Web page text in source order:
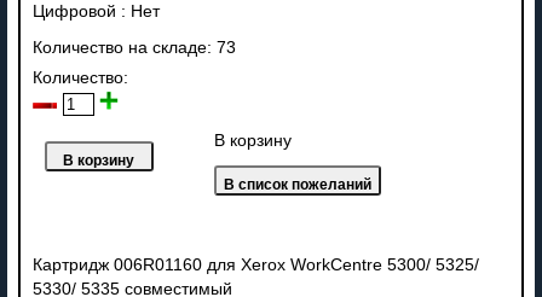
Цифровой : Нет
Количество на складе: 73
Количество:
В корзину
Картридж 006R01160 для Xerox WorkCentre 5300/ 5325/
5330/ 5335 совместимый